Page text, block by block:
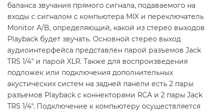
баланса звучания прямого сигнала, подаваемого на
входы с сигналом с компьютера MIX и переключатель
Monitor A/B, определяющий, какой из стерео выходов
Playback будет звучать. Основной стерео выход
аудиоинтерфейса представлен парой разъемов Jack
TRS 1/4" и парой XLR. Также для воспроизведения
подложек или подключения дополнительных
акустических систем на задней панели есть 2 пары
разъемов Playback с коннекторами RCA и 2 пары Jack
TRS 1/4". Подключение к компьютеру осуществляется